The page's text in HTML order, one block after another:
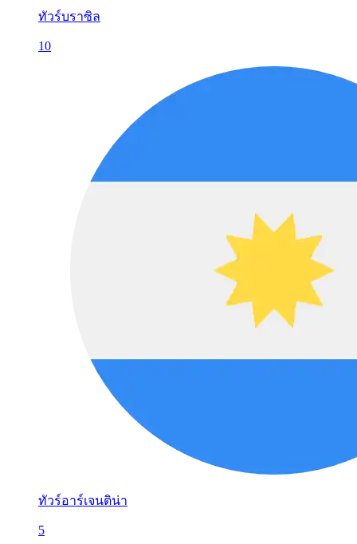
ทัวร์บราซิล
10
ทัวร์อาร์เจนติน่า
5